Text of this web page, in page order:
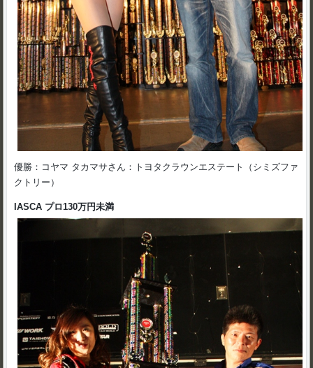
優勝：コヤマ タカマサさん：トヨタクラウンエステート（シミズファ
クトリー）
IASCA プロ130万円未満